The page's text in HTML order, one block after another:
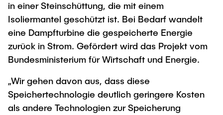
Job opportunities
Faculty recruiting
Information for new employees
Career Center
Graduate Academy
Doctoral Degrees
Continuing Education
Team
Research & Transfer News
Interdisciplinary Workshop of the FSP
"Biobased Processes and Reactor
Technologies"
Management Sciences and Technology
Study Programs
Research and Institutes
Mechanical Engineering
Study programs
Research and institutes
ECIU University
Contacts & International Team
in einer Steinschüttung, die mit einem
Isoliermantel geschützt ist. Bei Bedarf wandelt
eine Dampfturbine die gespeicherte Energie
zurück in Strom. Gefördert wird das Projekt vom
Bundesministerium für Wirtschaft und Energie.
„Wir gehen davon aus, dass diese
Speichertechnologie deutlich geringere Kosten
als andere Technologien zur Speicherung